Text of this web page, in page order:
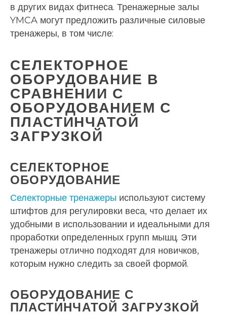
в других видах фитнеса. Тренажерные залы
YMCA могут предложить различные силовые
тренажеры, в том числе:
СЕЛЕКТОРНОЕ
ОБОРУДОВАНИЕ В
СРАВНЕНИИ С
ОБОРУДОВАНИЕМ С
ПЛАСТИНЧАТОЙ
ЗАГРУЗКОЙ
СЕЛЕКТОРНОЕ
ОБОРУДОВАНИЕ
Селекторные тренажеры используют систему
штифтов для регулировки веса, что делает их
удобными в использовании и идеальными для
проработки определенных групп мышц. Эти
тренажеры отлично подходят для новичков,
которым нужно следить за своей формой.
ОБОРУДОВАНИЕ С
ПЛАСТИНЧАТОЙ ЗАГРУЗКОЙ